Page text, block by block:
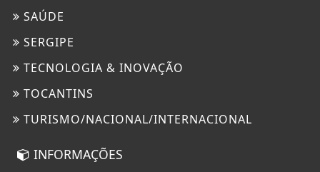
SAÚDE
SERGIPE
TECNOLOGIA & INOVAÇÃO
TOCANTINS
TURISMO/NACIONAL/INTERNACIONAL
INFORMAÇÕES